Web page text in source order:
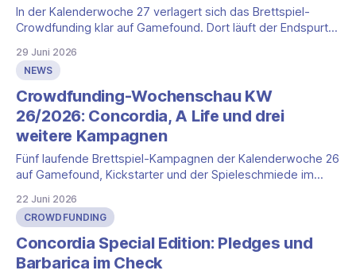
In der Kalenderwoche 27 verlagert sich das Brettspiel-
Crowdfunding klar auf Gamefound. Dort läuft der Endspurt
ein neuer Strategietitel ein hohes Tempo vor. Aus dem
DACH-Raum kommen zwei Kampagnen dazu, eine auf
Gamefound und eine in der Spieleschmiede. Kickstarter
liefert in
29 Juni 2026
NEWS
Crowdfunding-Wochenschau KW
26/2026: Concordia, A Life und drei
weitere Kampagnen
Fünf laufende Brettspiel-Kampagnen der Kalenderwoche 26
auf Gamefound, Kickstarter und der Spieleschmiede im
22 Juni 2026
CROWDFUNDING
Concordia Special Edition: Pledges und
Barbarica im Check